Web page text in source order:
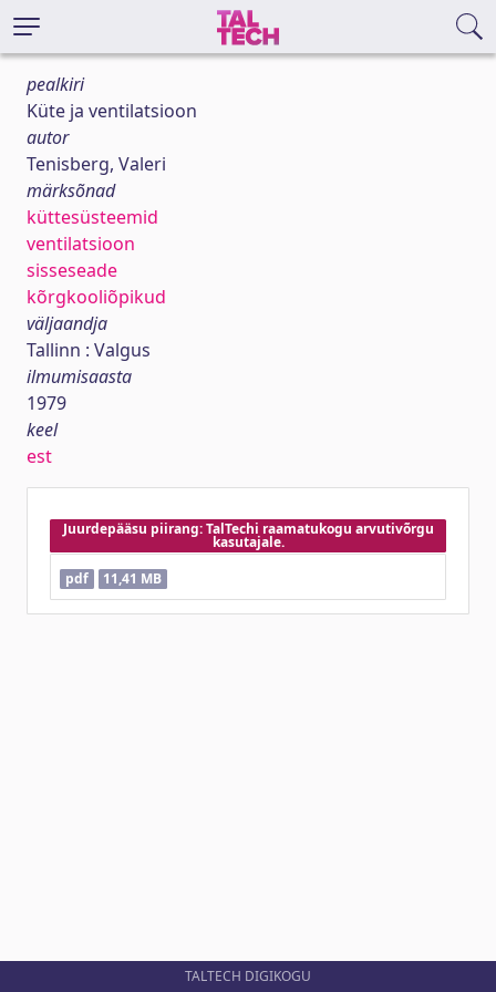
pealkiri
Küte ja ventilatsioon
autor
Tenisberg, Valeri
märksõnad
küttesüsteemid
ventilatsioon
sisseseade
kõrgkooliõpikud
väljaandja
Tallinn : Valgus
ilmumisaasta
1979
keel
est
Juurdepääsu piirang: TalTechi raamatukogu arvutivõrgu
kasutajale.
pdf
11,41 MB
TALTECH DIGIKOGU